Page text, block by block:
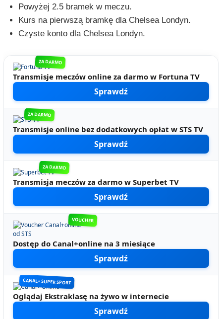
Powyżej 2.5 bramek w meczu.
Kurs na pierwszą bramkę dla Chelsea Londyn.
Czyste konto dla Chelsea Londyn.
ZA DARMO
Transmisje meczów online za darmo w Fortuna TV
Sprawdź
ZA DARMO
Transmisje online bez dodatkowych opłat w STS TV
Sprawdź
ZA DARMO
Transmisja meczów za darmo w Superbet TV
Sprawdź
VOUCHER
Dostęp do Canal+online na 3 miesiące
Sprawdź
CANAL+ SUPER SPORT
Oglądaj Ekstraklasę na żywo w internecie
Sprawdź